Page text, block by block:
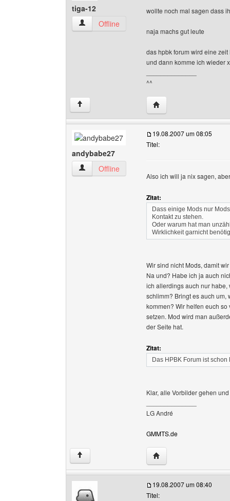
tiga-12
tiga-12 Benutzer-Profile anzeigen
Offline
wollte noch mal sagen dass
naja machs gut leute
das hpbk forum wird eine
und dann komme ich wieder
^^
↑ Website dieses
andybabe27
andybabe27 Benutzer-Profile anzeigen
Offline
19.08.2007 um 08:05
Titel:
Also ich will ja nix sagen,
Zitat:
Dass einige Mods nur
Kontakt zu stehen.
Oder warum hat man
Wirklichkeit garnicht
Wir sind nicht Mods, damit
Na und? Habe ich ja auch
ich allerdings auch nur
schlimm? Bringt es auch um,
kommen? Wir helfen euch
setzen. Mod wird man
der Seite hat.
Zitat:
Das HPBK Forum ist
Klar, alle Vorbilder gehen
LG André
GMMTS.de
↑ Website dieses
19.08.2007 um 08:40
Titel: